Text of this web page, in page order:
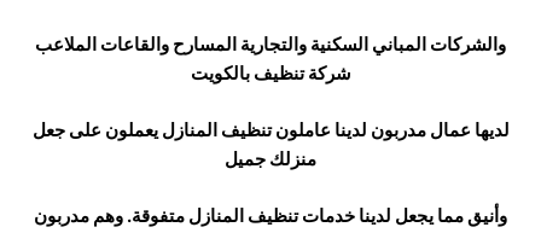
والشركات المباني السكنية والتجارية المسارح والقاعات الملاعب
شركة تنظيف بالكويت
لديها عمال مدربون لدينا عاملون تنظيف المنازل يعملون على جعل
منزلك جميل
وأنيق مما يجعل لدينا خدمات تنظيف المنازل متفوقة. وهم مدربون